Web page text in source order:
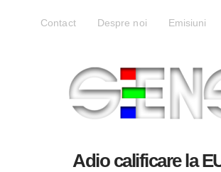
Contact Despre noi Emisiuni
Adio calificare la